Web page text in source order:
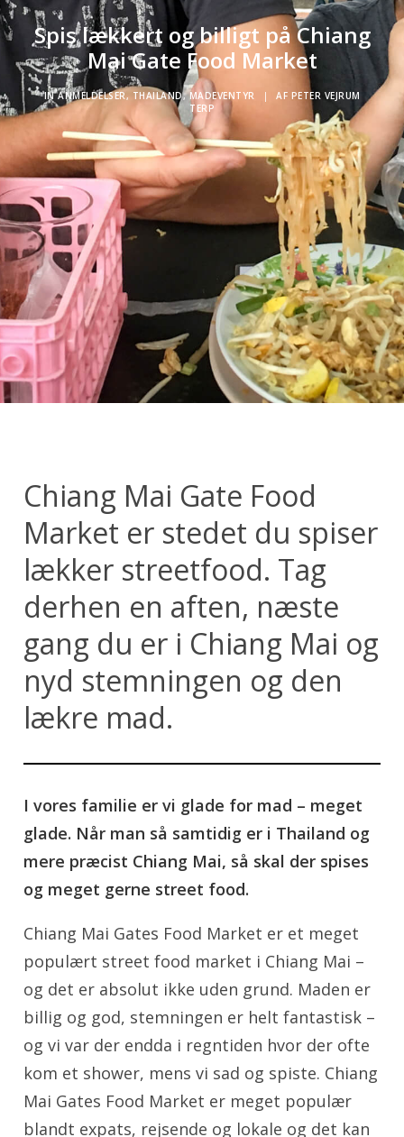
Spis lækkert og billigt på Chiang
Mai Gate Food Market
INANMELDELSER, THAILAND,MADEVENTYR | AF PETER VEJRUM
TERP
Chiang Mai Gate Food
Market er stedet du spiser
lækker streetfood. Tag
derhen en aften, næste
gang du er i Chiang Mai og
nyd stemningen og den
lækre mad.
I vores familie er vi glade for mad – meget
glade. Når man så samtidig er i Thailand og
mere præcist Chiang Mai, så skal der spises
og meget gerne street food.
Chiang Mai Gates Food Market er et meget
populært street food market i Chiang Mai –
og det er absolut ikke uden grund. Maden er
billig og god, stemningen er helt fantastisk –
og vi var der endda i regntiden hvor der ofte
kom et shower, mens vi sad og spiste. Chiang
Mai Gates Food Market er meget populær
blandt expats, rejsende og lokale og det kan